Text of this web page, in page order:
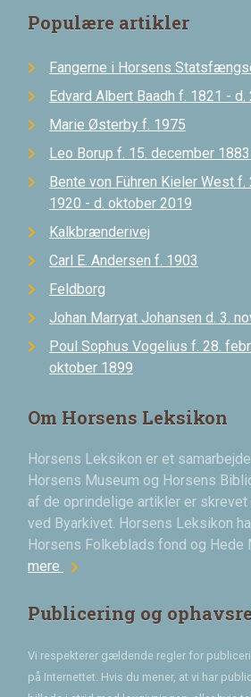
Populære artikler
Fangerne i Horsens
Edvard Albert Baadh f. 1821 -
Marie Østerby f. 1975
Leo Borup f. 15. december
Bente von Führen Kieler West
1920 - d. oktober 2019
Kalkbrænderivej
Carl E. Andersen f. 1903
Feldborg
Johan Marryat Johansen d. 3.
Poul Sophus Vogelius f. 28.
oktober 1899
Om Horsens Leksikon
Horsens Leksikon er et
Horsens Museum og Horsens
af de oprindelige artikler er skrevet
ved Byarkivet. Horsens Leksikon
Horsens Folkeblads fond og Hede
mere chevron_right
Publicering og
Vi respekterer gældende regler for
på Internettet. Hvis du mener, at vi har